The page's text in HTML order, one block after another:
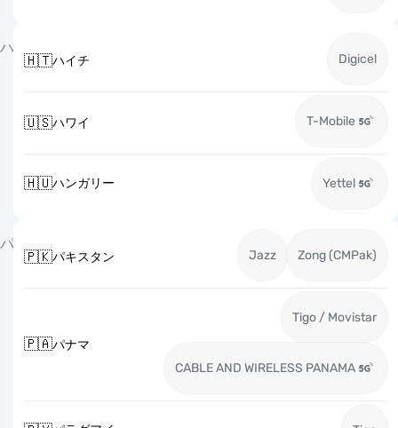
ハ
🇭🇹ハイチ Digicel
🇺🇸ハワイ T-Mobile
🇭🇺ハンガリー Yettel
パ
🇵🇰パキスタン Jazz Zong (CMPak)
🇵🇦パナマ
Tigo / Movistar
CABLE AND WIRELESS PANAMA